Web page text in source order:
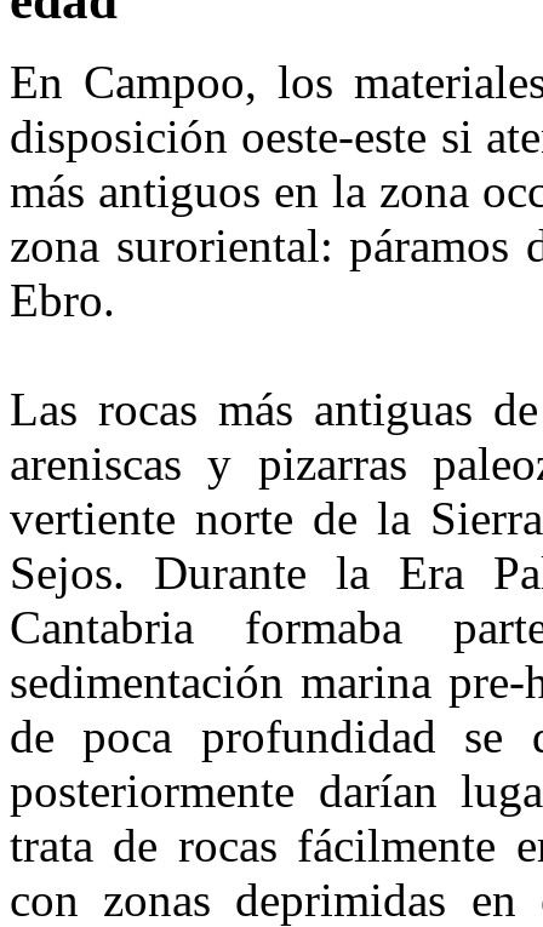
En Campoo, los
disposición oeste-este si
más antiguos en la zona
zona suroriental:
Ebro.
Las rocas más antiguas
areniscas y pizarras
vertiente norte de la
Sejos. Durante la Era
Cantabria formaba
sedimentación marina pre-
de poca pro­fundidad se
poste­riormente darían
trata de rocas fácilmente
con zonas deprimidas